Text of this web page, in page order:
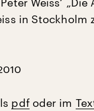
in Stockholm
pdfoder im